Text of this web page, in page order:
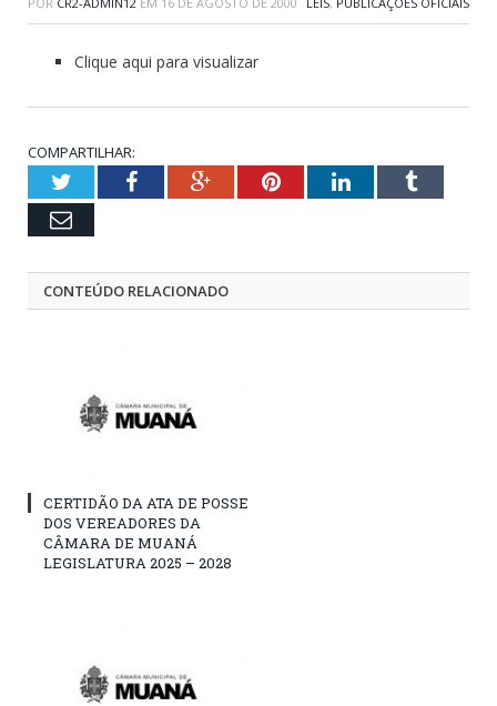
Clique aqui para visualizar
COMPARTILHAR:
TwitterFacebookGoogle+PinterestLinkedInTumblr
Email
CONTEÚDO RELACIONADO
CERTIDÃO DA ATA DE POSSE
DOS VEREADORES DA
CÂMARA DE MUANÁ
LEGISLATURA 2025 – 2028